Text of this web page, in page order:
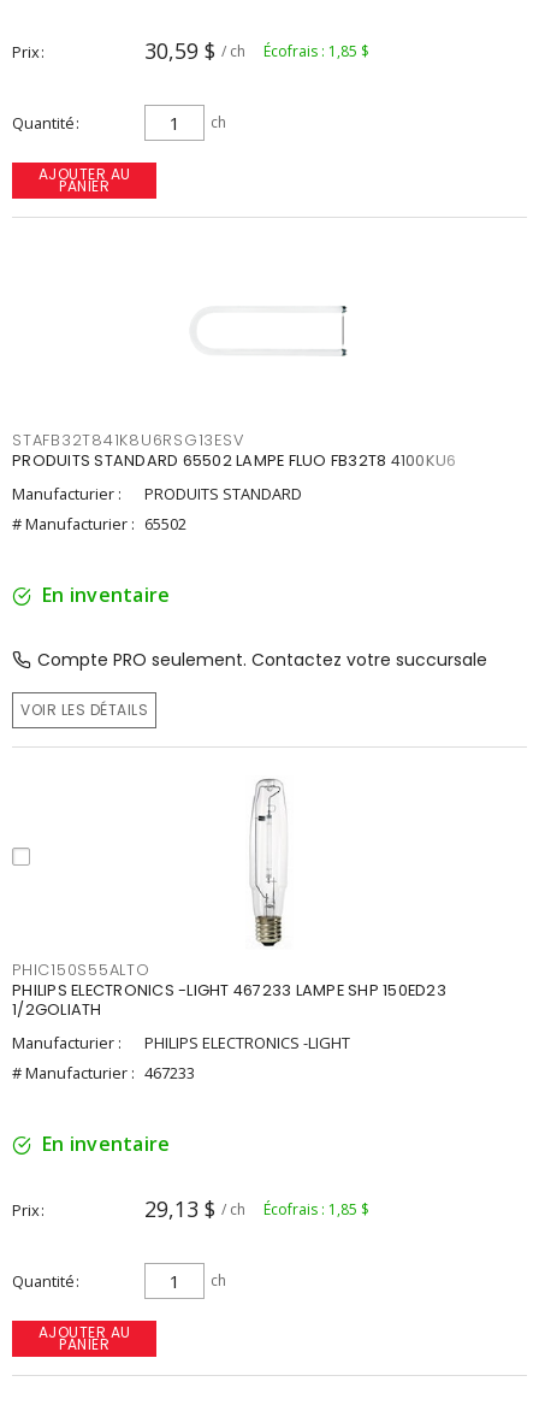
Prix 30,59 $ / ch Écofrais : 1,85 $
Quantité ch
AJOUTER AU
PANIER
STAFB32T841K8U6RSG13ESV
PRODUITS STANDARD 65502 LAMPE FLUO FB32T8 4100KU6
Manufacturier :
PRODUITS STANDARD
# Manufacturier : 65502
En inventaire
Compte PRO seulement. Contactez votre succursale
VOIR LES DÉTAILS
PHIC150S55ALTO
PHILIPS ELECTRONICS -LIGHT 467233 LAMPE SHP 150ED23
1/2GOLIATH
Manufacturier :
PHILIPS ELECTRONICS -LIGHT
# Manufacturier : 467233
En inventaire
Prix 29,13 $ / ch Écofrais : 1,85 $
Quantité ch
AJOUTER AU
PANIER